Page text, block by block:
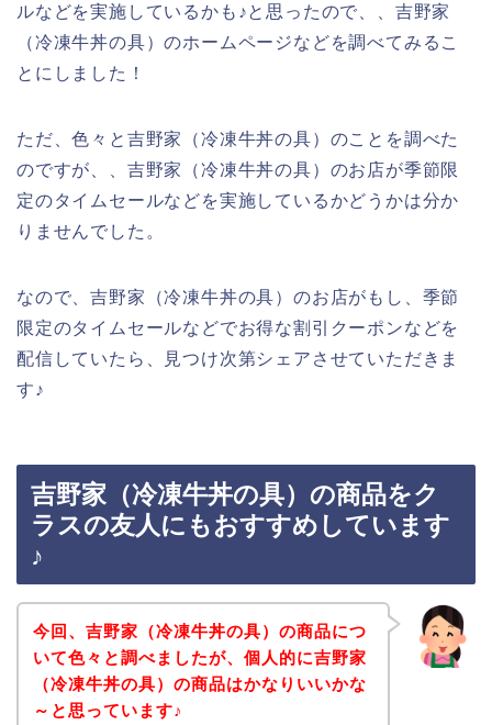
ルなどを実施しているかも♪と思ったので、、吉野家
（冷凍牛丼の具）のホームページなどを調べてみるこ
とにしました！
ただ、色々と吉野家（冷凍牛丼の具）のことを調べた
のですが、、吉野家（冷凍牛丼の具）のお店が季節限
定のタイムセールなどを実施しているかどうかは分か
りませんでした。
なので、吉野家（冷凍牛丼の具）のお店がもし、季節
限定のタイムセールなどでお得な割引クーポンなどを
配信していたら、見つけ次第シェアさせていただきま
す♪
吉野家（冷凍牛丼の具）の商品をク
ラスの友人にもおすすめしています
♪
今回、吉野家（冷凍牛丼の具）の商品につ
いて色々と調べましたが、個人的に吉野家
（冷凍牛丼の具）の商品はかなりいいかな
～と思っています♪